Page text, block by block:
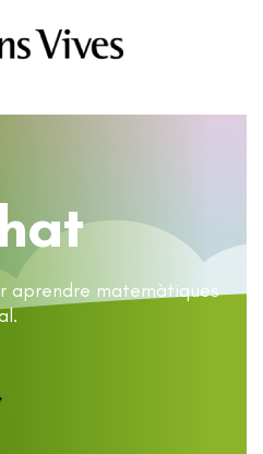
aprendre matemàtiques